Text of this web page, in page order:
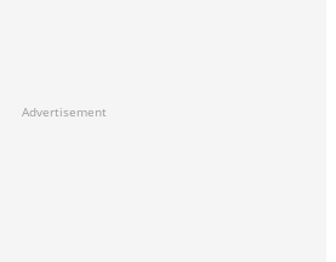
Advertisement